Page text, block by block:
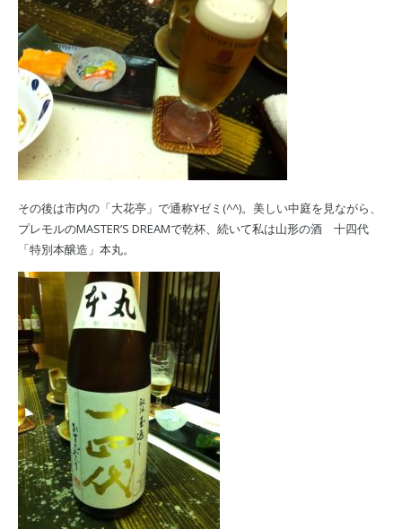
その後は市内の「大花亭」で通称Yゼミ(^^)。美しい中庭を見ながら、
プレモルのMASTER’S DREAMで乾杯、続いて私は山形の酒 十四代
「特別本醸造」本丸。